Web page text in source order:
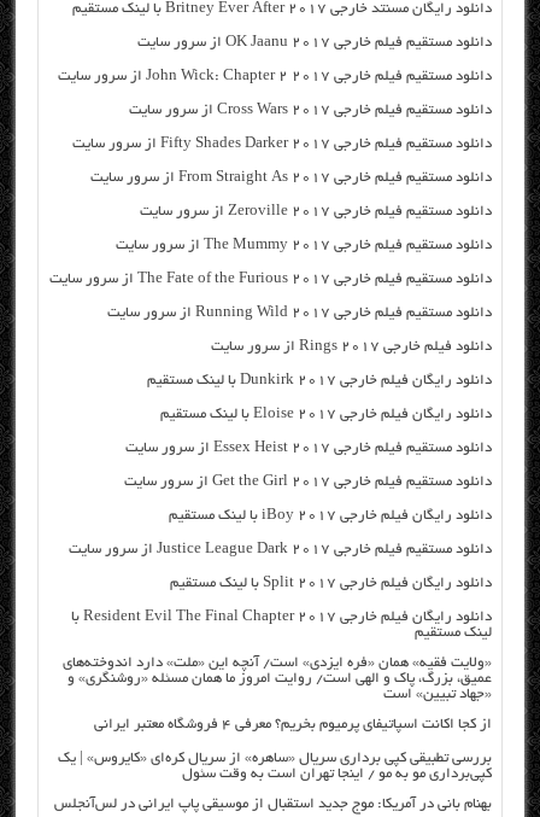
دانلود رایگان مسنتد خارجی Britney Ever After 2017 با لینک مستقیم
دانلود مستقیم فیلم خارجی OK Jaanu 2017 از سرور سایت
دانلود مستقیم فیلم خارجی John Wick: Chapter 2 2017 از سرور سایت
دانلود مستقیم فیلم خارجی Cross Wars 2017 از سرور سایت
دانلود مستقیم فیلم خارجی Fifty Shades Darker 2017 از سرور سایت
دانلود مستقیم فیلم خارجی From Straight As 2017 از سرور سایت
دانلود مستقیم فیلم خارجی Zeroville 2017 از سرور سایت
دانلود مستقیم فیلم خارجی The Mummy 2017 از سرور سایت
دانلود مستقیم فیلم خارجی The Fate of the Furious 2017 از سرور سایت
دانلود مستقیم فیلم خارجی Running Wild 2017 از سرور سایت
دانلود فیلم خارجی Rings 2017 از سرور سایت
دانلود رایگان فیلم خارجی Dunkirk 2017 با لینک مستقیم
دانلود رایگان فیلم خارجی Eloise 2017 با لینک مستقیم
دانلود مستقیم فیلم خارجی Essex Heist 2017 از سرور سایت
دانلود مستقیم فیلم خارجی Get the Girl 2017 از سرور سایت
دانلود رایگان فیلم خارجی iBoy 2017 با لینک مستقیم
دانلود مستقیم فیلم خارجی Justice League Dark 2017 از سرور سایت
دانلود رایگان فیلم خارجی Split 2017 با لینک مستقیم
دانلود رایگان فیلم خارجی Resident Evil The Final Chapter 2017 با
لینک مستقیم
«ولایت فقیه» همان «فره ایزدی» است/ آنچه این «ملت» دارد اندوخته‌های
عمیق، بزرگ، پاک و الهی است/ روایت امروز ما همان مسئله «روشنگری» و
«جهاد تبیین» است
از کجا اکانت اسپاتیفای پرمیوم بخریم؟ معرفی ۴ فروشگاه معتبر ایرانی
بررسی تطبیقی کپی برداری سریال «ساهره» از سریال کره‌ای «کایروس» | یک
کپی‌برداری مو به مو / اینجا تهران است به وقت سئول
بهنام بانی در آمریکا: موج جدید استقبال از موسیقی پاپ ایرانی در لس‌آنجلس